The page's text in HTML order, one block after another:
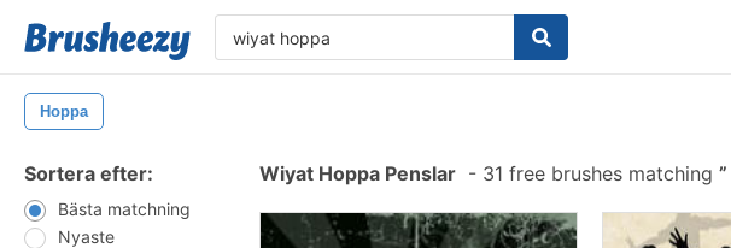
Hoppa
Sortera efter:
Bästa matchning
Nyaste
Wiyat Hoppa Penslar - 31 free brushes matching